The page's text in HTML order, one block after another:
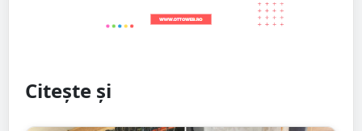
Citește și